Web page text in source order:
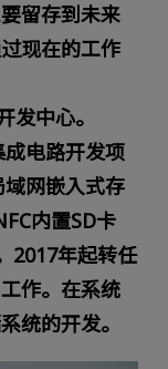
留存到未来
现在的工作
发中心。
电路开发项
网嵌入式存
内置SD卡
2017年起转任
作。在系统
统的开发。